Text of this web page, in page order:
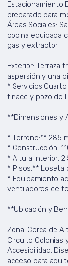
preparado para
Áreas Sociales:
cocina equipada
gas y extractor.
Exterior: Terraza
aspersión y una
*
tinaco y pozo de
**Dimensiones y
* Terreno:** 285
* Construcción:
* Altura interior:
* Pisos:** Loseta
* Equipamiento
ventiladores de
**Ubicación y
Zona: Cerca de
Circuito Colonias
Accesibilidad:
acceso para